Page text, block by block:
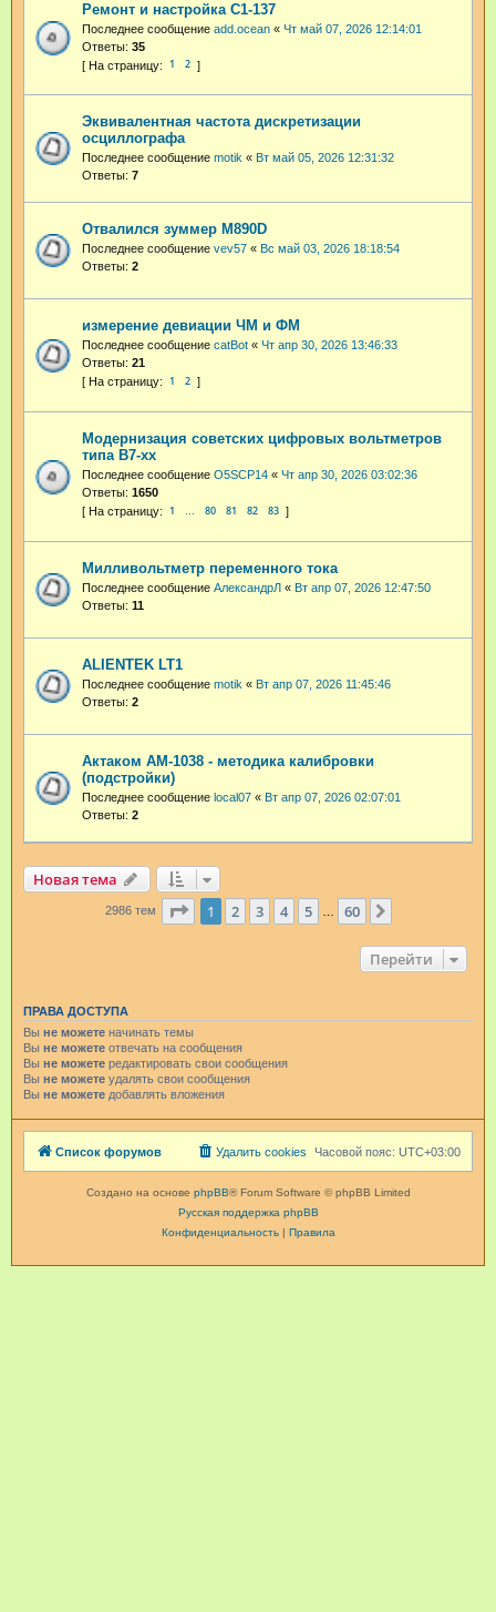
Ремонт и настройка С1-137
Последнее сообщение add.ocean « Чт май 07, 2026 12:14:01
Ответы: 35
1 2
Эквивалентная частота дискретизации
осциллографа
Последнее сообщение motik « Вт май 05, 2026 12:31:32
Ответы: 7
Отвалился зуммер M890D
Последнее сообщение vev57 « Вс май 03, 2026 18:18:54
Ответы: 2
измерение девиации ЧМ и ФМ
Последнее сообщение catBot « Чт апр 30, 2026 13:46:33
Ответы: 21
1 2
Модернизация советских цифровых вольтметров
типа В7-хх
Последнее сообщение O5SCP14 « Чт апр 30, 2026 03:02:36
Ответы: 1650
1 80 81 82 83
Милливольтметр переменного тока
Последнее сообщение АлександрЛ « Вт апр 07, 2026 12:47:50
Ответы: 11
ALIENTEK LT1
Последнее сообщение motik « Вт апр 07, 2026 11:45:46
Ответы: 2
Актаком АМ-1038 - методика калибровки
(подстройки)
Последнее сообщение local07 « Вт апр 07, 2026 02:07:01
Ответы: 2
Новая тема
2986 тем Страница из 60
1 2 3 4 5 60
Перейти
ПРАВА ДОСТУПА
Вы не можете начинать темы
Вы не можете отвечать на сообщения
Вы не можете редактировать свои сообщения
Вы не можете удалять свои сообщения
Вы не можете добавлять вложения
Список форумов Часовой пояс: UTC+03:00
Удалить cookies
Создано на основе phpBB® Forum Software © phpBB Limited
Русская поддержка phpBB
Конфиденциальность| Правила